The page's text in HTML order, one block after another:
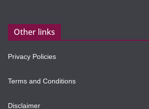
Other links
Privacy Policies
Terms and Conditions
Disclaimer